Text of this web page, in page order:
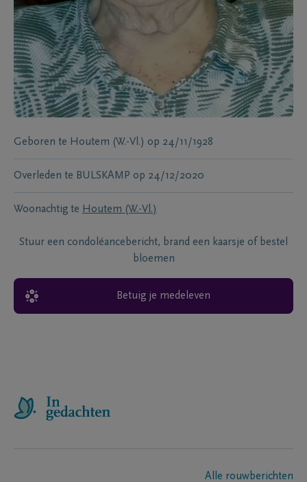
Geboren te Houtem (W.-Vl.) op 24/11/1928
Overleden te BULSKAMP op 24/12/2020
Woonachtig te Houtem (W.-Vl.)
Stuur een condoléancebericht, brand een kaarsje of bestel
bloemen
Betuig je medeleven
Alle rouwberichten